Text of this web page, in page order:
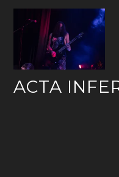
Skip
content
ACTA